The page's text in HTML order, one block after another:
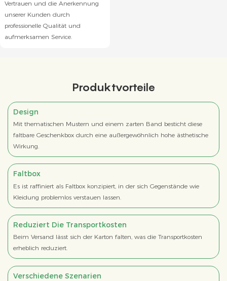
Vertrauen und die Anerkennung
unserer Kunden durch
professionelle Qualität und
aufmerksamen Service.
Produktvorteile
Design
Mit thematischen Mustern und einem zarten Band besticht diese
faltbare Geschenkbox durch eine außergewöhnlich hohe ästhetische
Wirkung.
Faltbox
Es ist raffiniert als Faltbox konzipiert, in der sich Gegenstände wie
Kleidung problemlos verstauen lassen.
Reduziert Die Transportkosten
Beim Versand lässt sich der Karton falten, was die Transportkosten
erheblich reduziert.
Verschiedene Szenarien